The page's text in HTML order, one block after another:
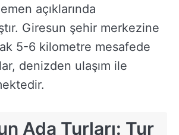
açıklarında
Giresun şehir merkezine
5-6 kilometre mesafede
denizden ulaşım ile
Ada Turları: Tur